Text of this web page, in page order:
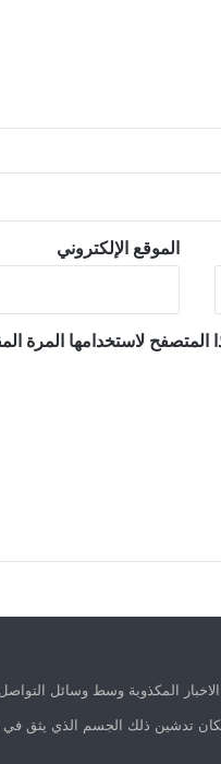
الموقع الإلكتروني
لاستخدامها المرة
المكذوبة وسط وسائل
تدشين ذلك الجسم الذي يثق في